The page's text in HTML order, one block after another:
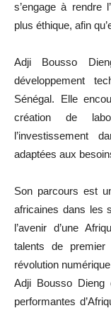
s’engage à rendre
plus éthique, afin
Adji Bousso
développement
Sénégal. Elle
création de
l’investissement
adaptées aux
Son parcours est
africaines dans les
l’avenir d’une
talents de
révolution
Adji Bousso Dieng
performantes